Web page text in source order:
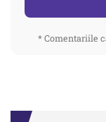
* Comentariile